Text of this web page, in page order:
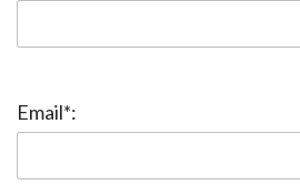
Email*: